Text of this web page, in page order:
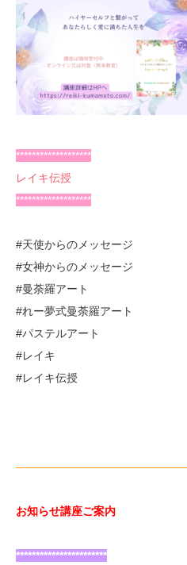
*******************
レイキ伝授
*******************
#天使からのメッセージ
#女神からのメッセージ
#曼荼羅アート
#れー夢式曼荼羅アート
#パステルアート
#レイキ
#レイキ伝授
お知らせ講座ご案内
***********************